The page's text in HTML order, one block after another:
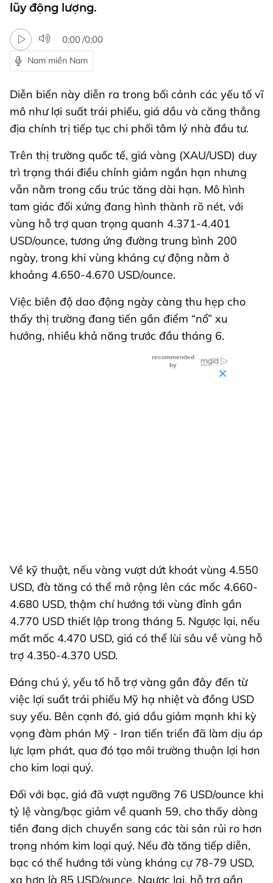
lũy động lượng.
0:00/0:00
Nam miền Nam
Diễn biến này diễn ra trong bối cảnh các yếu tố vĩ
mô như lợi suất trái phiếu, giá dầu và căng thẳng
địa chính trị tiếp tục chi phối tâm lý nhà đầu tư.
Trên thị trường quốc tế, giá vàng (XAU/USD) duy
trì trạng thái điều chỉnh giảm ngắn hạn nhưng
vẫn nằm trong cấu trúc tăng dài hạn. Mô hình
tam giác đối xứng đang hình thành rõ nét, với
vùng hỗ trợ quan trọng quanh 4.371-4.401
USD/ounce, tương ứng đường trung bình 200
ngày, trong khi vùng kháng cự động nằm ở
khoảng 4.650-4.670 USD/ounce.
Việc biên độ dao động ngày càng thu hẹp cho
thấy thị trường đang tiến gần điểm “nổ” xu
hướng, nhiều khả năng trước đầu tháng 6.
Về kỹ thuật, nếu vàng vượt dứt khoát vùng 4.550
USD, đà tăng có thể mở rộng lên các mốc 4.660-
4.680 USD, thậm chí hướng tới vùng đỉnh gần
4.770 USD thiết lập trong tháng 5. Ngược lại, nếu
mất mốc 4.470 USD, giá có thể lùi sâu về vùng hỗ
trợ 4.350-4.370 USD.
Đáng chú ý, yếu tố hỗ trợ vàng gần đây đến từ
việc lợi suất trái phiếu Mỹ hạ nhiệt và đồng USD
suy yếu. Bên cạnh đó, giá dầu giảm mạnh khi kỳ
vọng đàm phán Mỹ - Iran tiến triển đã làm dịu áp
lực lạm phát, qua đó tạo môi trường thuận lợi hơn
cho kim loại quý.
Đối với bạc, giá đã vượt ngưỡng 76 USD/ounce khi
tỷ lệ vàng/bạc giảm về quanh 59, cho thấy dòng
tiền đang dịch chuyển sang các tài sản rủi ro hơn
trong nhóm kim loại quý. Nếu đà tăng tiếp diễn,
bạc có thể hướng tới vùng kháng cự 78-79 USD,
xa hơn là 85 USD/ounce. Ngược lại, hỗ trợ gần